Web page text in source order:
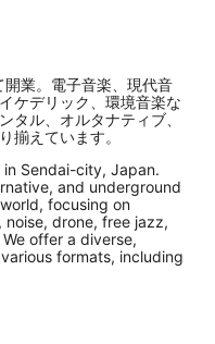
業。電子音楽、現代音
ケデリック、環境音楽な
タル、オルタナティブ、
揃えています。
Sendai-city, Japan.
and underground
focusing on
drone, free jazz,
offer a diverse,
formats, including